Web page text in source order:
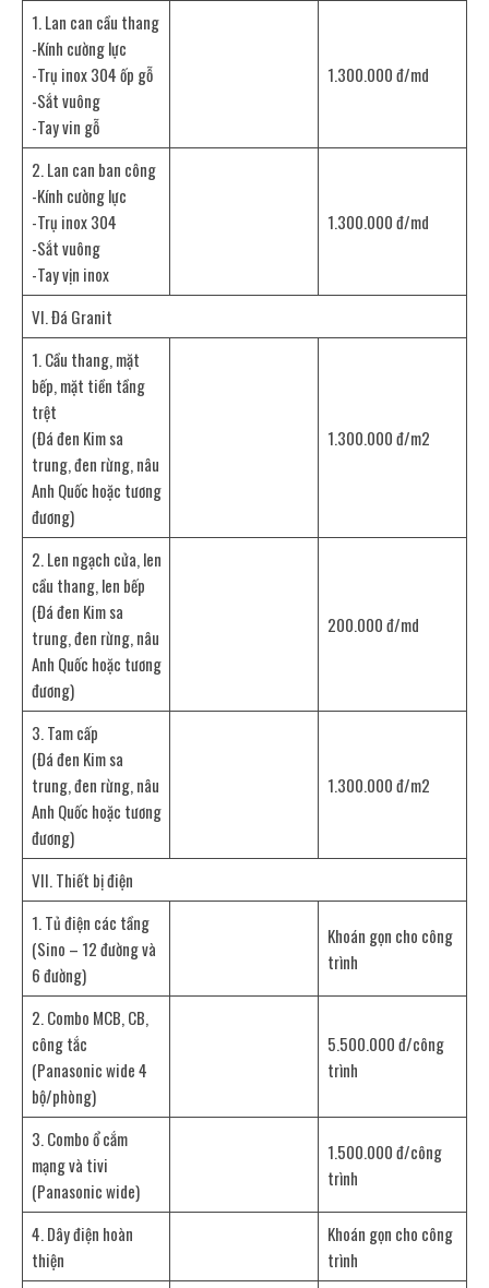
1. Lan can cầu thang
-Kính cường lực
-Trụ inox 304 ốp gỗ
-Sắt vuông
-Tay vin gỗ
1.300.000 đ/md
2. Lan can ban công
-Kính cường lực
-Trụ inox 304
-Sắt vuông
-Tay vịn inox
1.300.000 đ/md
VI. Đá Granit
1. Cầu thang, mặt
bếp, mặt tiền tầng
trệt
(Đá đen Kim sa
trung, đen rừng, nâu
Anh Quốc hoặc tương
đương)
1.300.000 đ/m2
2. Len ngạch cửa, len
cầu thang, len bếp
(Đá đen Kim sa
trung, đen rừng, nâu
Anh Quốc hoặc tương
đương)
200.000 đ/md
3. Tam cấp
(Đá đen Kim sa
trung, đen rừng, nâu
Anh Quốc hoặc tương
đương)
1.300.000 đ/m2
VII. Thiết bị điện
1. Tủ điện các tầng
(Sino – 12 đường và
6 đường)
Khoán gọn cho công
trình
2. Combo MCB, CB,
công tắc
(Panasonic wide 4
bộ/phòng)
5.500.000 đ/công
trình
3. Combo ổ cắm
mạng và tivi
(Panasonic wide)
1.500.000 đ/công
trình
4. Dây điện hoàn
thiện
Khoán gọn cho công
trình